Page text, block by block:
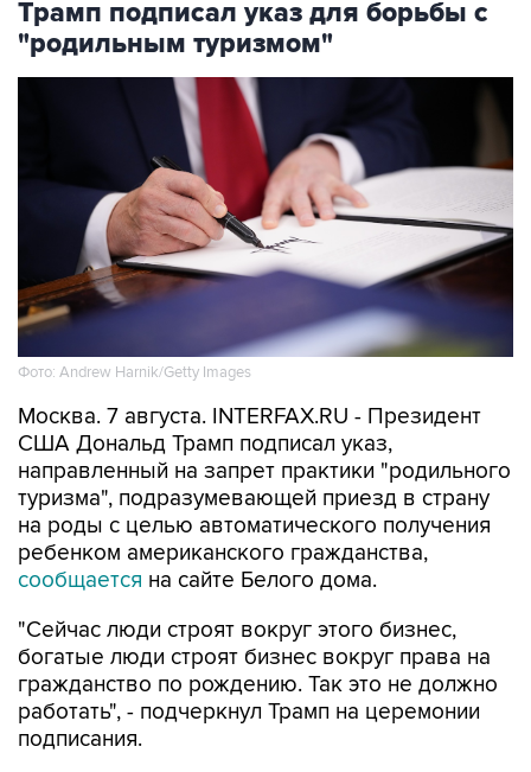
Трамп подписал указ для борьбы с
"родильным туризмом"
Фото: Andrew Harnik/Getty Images
Москва. 7 августа. INTERFAX.RU - Президент
США Дональд Трамп подписал указ,
направленный на запрет практики "родильного
туризма", подразумевающей приезд в страну
на роды с целью автоматического получения
ребенком американского гражданства,
сообщается на сайте Белого дома.
"Сейчас люди строят вокруг этого бизнес,
богатые люди строят бизнес вокруг права на
гражданство по рождению. Так это не должно
работать", - подчеркнул Трамп на церемонии
подписания.